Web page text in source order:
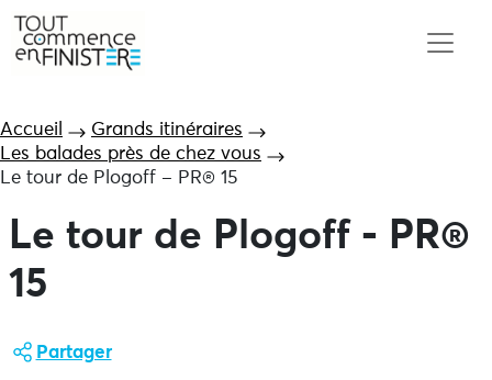
Accueil
Grands itinéraires
Les balades près de chez vous
Le tour de Plogoff – PR® 15
Le tour de Plogoff - PR®
15
Partager